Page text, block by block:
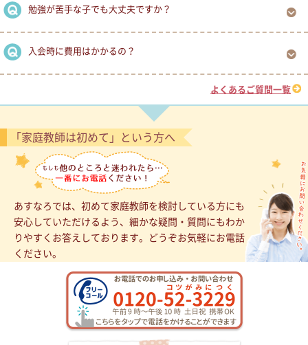
勉強が苦手な子でも大丈夫ですか？
入会時に費用はかかるの？
よくあるご質問一覧
「家庭教師は初めて」という方へ
あすなろでは、初めて家庭教師を検討している方にも
安心していただけるよう、細かな疑問・質問にもわか
りやすくお答えしております。どうぞお気軽にお電話
ください。